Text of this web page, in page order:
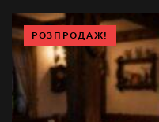
РОЗПРОДАЖ!